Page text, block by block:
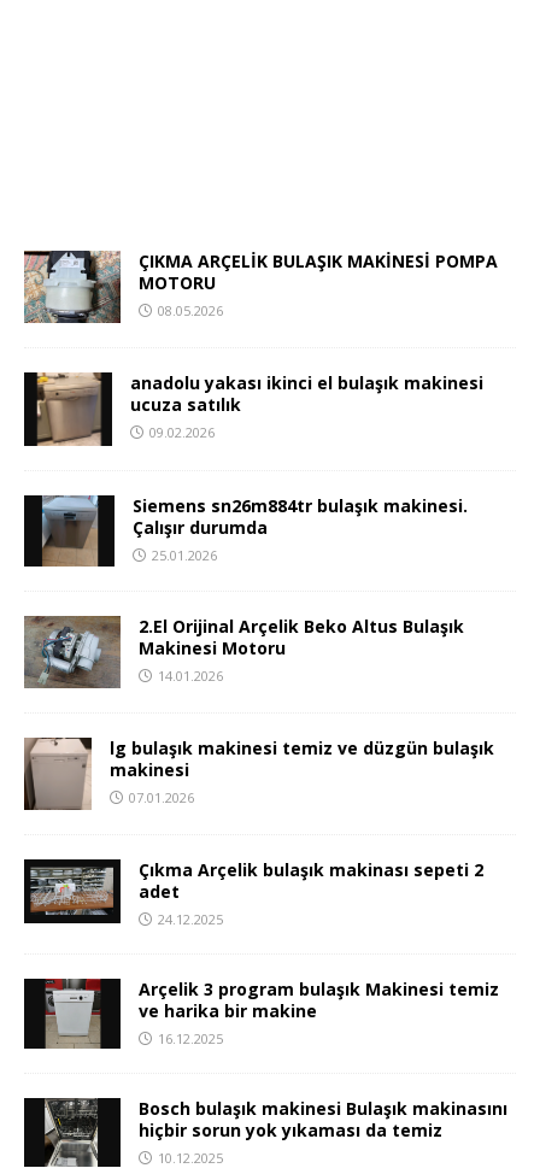
ÇIKMA ARÇELİK BULAŞIK MAKİNESİ POMPA
MOTORU
08.05.2026
anadolu yakası ikinci el bulaşık makinesi
ucuza satılık
09.02.2026
Siemens sn26m884tr bulaşık makinesi.
Çalışır durumda
25.01.2026
2.El Orijinal Arçelik Beko Altus Bulaşık
Makinesi Motoru
14.01.2026
lg bulaşık makinesi temiz ve düzgün bulaşık
makinesi
07.01.2026
Çıkma Arçelik bulaşık makinası sepeti 2
adet
24.12.2025
Arçelik 3 program bulaşık Makinesi temiz
ve harika bir makine
16.12.2025
Bosch bulaşık makinesi Bulaşık makinasını
hiçbir sorun yok yıkaması da temiz
10.12.2025